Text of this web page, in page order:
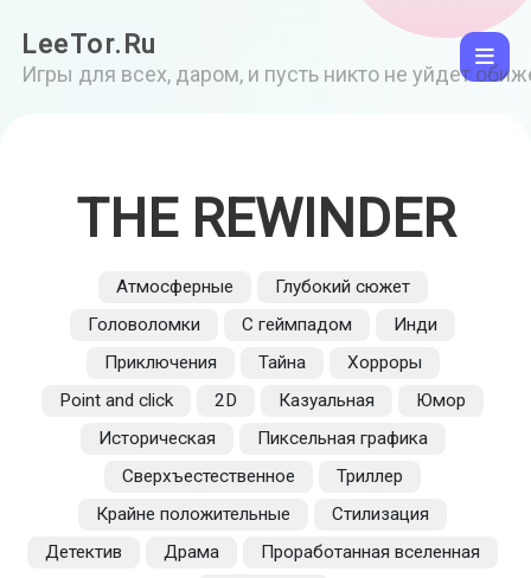
LeeTor.Ru
Игры для всех, даром, и пусть никто не уйдет
THE REWINDER
Атмосферные
Глубокий сюжет
Головоломки
С геймпадом
Инди
Приключения
Тайна
Хорроры
Point and click
2D Казуальная
Юмор
Историческая
Пиксельная графика
Сверхъестественное
Триллер
Крайне положительные
Стилизация
Детектив
Драма
Проработанная вселенная